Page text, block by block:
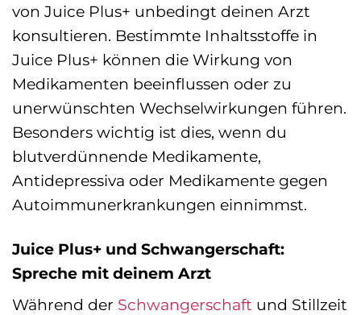
von Juice Plus+ unbedingt deinen Arzt
konsultieren. Bestimmte Inhaltsstoffe in
Juice Plus+ können die Wirkung von
Medikamenten beeinflussen oder zu
unerwünschten Wechselwirkungen führen.
Besonders wichtig ist dies, wenn du
blutverdünnende Medikamente,
Antidepressiva oder Medikamente gegen
Autoimmunerkrankungen einnimmst.
Juice Plus+ und Schwangerschaft:
Spreche mit deinem Arzt
Während der Schwangerschaft und Stillzeit